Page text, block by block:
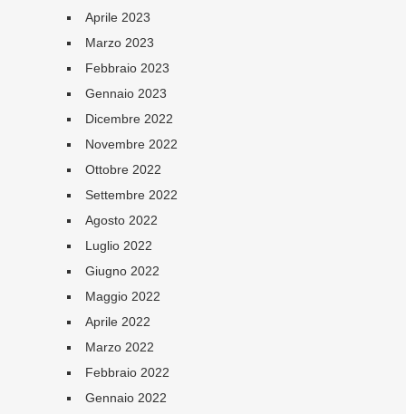
Aprile 2023
Marzo 2023
Febbraio 2023
Gennaio 2023
Dicembre 2022
Novembre 2022
Ottobre 2022
Settembre 2022
Agosto 2022
Luglio 2022
Giugno 2022
Maggio 2022
Aprile 2022
Marzo 2022
Febbraio 2022
Gennaio 2022